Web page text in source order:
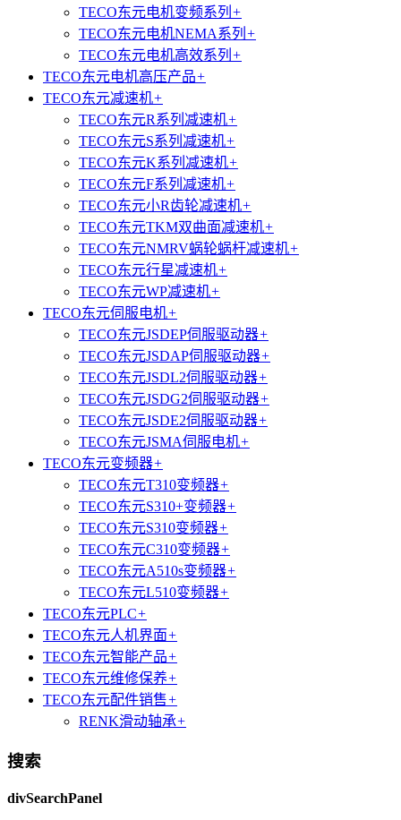
TECO东元电机变频系列 +
TECO东元电机NEMA系列 +
TECO东元电机高效系列 +
TECO东元电机高压产品+
TECO东元减速机+
TECO东元R系列减速机+
TECO东元S系列减速机+
TECO东元K系列减速机+
TECO东元F系列减速机+
TECO东元小R齿轮减速机+
TECO东元TKM双曲面减速机+
TECO东元NMRV蜗轮蜗杆减速机+
TECO东元行星减速机+
TECO东元WP减速机+
TECO东元伺服电机+
TECO东元JSDEP伺服驱动器+
TECO东元JSDAP伺服驱动器+
TECO东元JSDL2伺服驱动器+
TECO东元JSDG2伺服驱动器+
TECO东元JSDE2伺服驱动器+
TECO东元JSMA伺服电机+
TECO东元变频器+
TECO东元T310变频器+
TECO东元S310+变频器+
TECO东元S310变频器+
TECO东元C310变频器+
TECO东元A510s变频器+
TECO东元L510变频器+
TECO东元PLC+
TECO东元人机界面+
TECO东元智能产品+
TECO东元维修保养+
TECO东元配件销售+
RENK滑动轴承+
搜索
divSearchPanel